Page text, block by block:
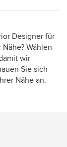
Designer für
Wählen
wir
Sie sich
Nähe an.